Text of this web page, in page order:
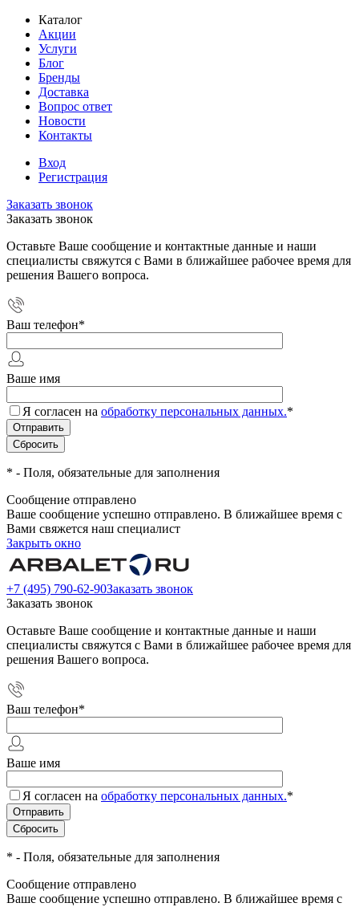
Каталог
Акции
Услуги
Блог
Бренды
Доставка
Вопрос ответ
Новости
Контакты
Вход
Регистрация
Заказать звонок
Заказать звонок
Оставьте Ваше сообщение и контактные данные и наши
специалисты свяжутся с Вами в ближайшее рабочее время для
решения Вашего вопроса.
Ваш телефон*
Ваше имя
Я согласен на обработку персональных данных.*
* - Поля, обязательные для заполнения
Сообщение отправлено
Ваше сообщение успешно отправлено. В ближайшее время с
Вами свяжется наш специалист
Закрыть окно
+7 (495) 790-62-90Заказать звонок
Заказать звонок
Оставьте Ваше сообщение и контактные данные и наши
специалисты свяжутся с Вами в ближайшее рабочее время для
решения Вашего вопроса.
Ваш телефон*
Ваше имя
Я согласен на обработку персональных данных.*
* - Поля, обязательные для заполнения
Сообщение отправлено
Ваше сообщение успешно отправлено. В ближайшее время с